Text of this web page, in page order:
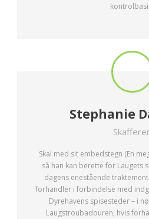
Stephanie
Skal med sit embedstegn (En
så han kan berette for Laugets
dagens enestående
forhandler i forbindelse med
Dyrehavens spisesteder – i
Laugstroubadouren, hvis